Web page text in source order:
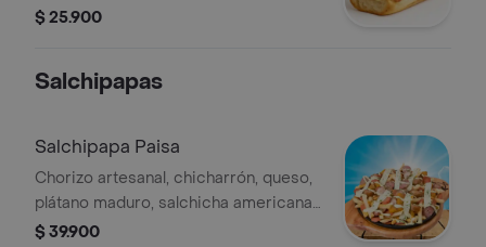
$ 25.900
Salchipapas
Salchipapa Paisa
Chorizo artesanal, chicharrón, queso,
plátano maduro, salchicha americana
y papa francesa.
$ 39.900